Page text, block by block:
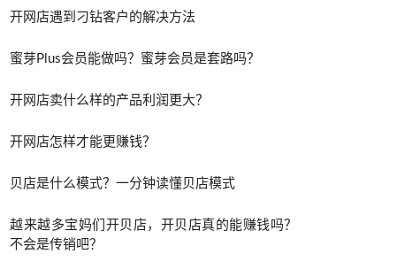
开网店遇到刁钻客户的解决方法
蜜芽Plus会员能做吗？蜜芽会员是套路吗？
开网店卖什么样的产品利润更大？
开网店怎样才能更赚钱？
贝店是什么模式？一分钟读懂贝店模式
越来越多宝妈们开贝店，开贝店真的能赚钱吗？
不会是传销吧？